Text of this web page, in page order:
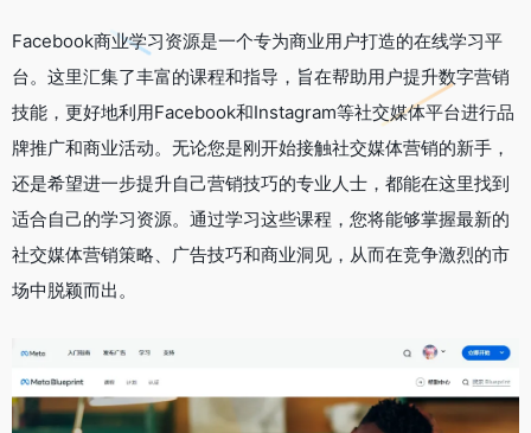
Facebook商业学习资源是一个专为商业用户打造的在线学习平
台。这里汇集了丰富的课程和指导，旨在帮助用户提升数字营销
技能，更好地利用Facebook和Instagram等社交媒体平台进行品
牌推广和商业活动。无论您是刚开始接触社交媒体营销的新手，
还是希望进一步提升自己营销技巧的专业人士，都能在这里找到
适合自己的学习资源。通过学习这些课程，您将能够掌握最新的
社交媒体营销策略、广告技巧和商业洞见，从而在竞争激烈的市
场中脱颖而出。